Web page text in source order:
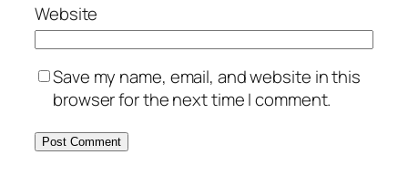
Website
Save my name, email, and website in this
browser for the next time I comment.